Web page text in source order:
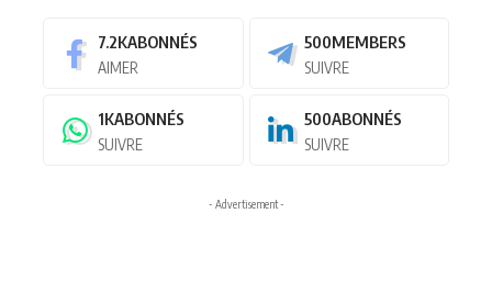
7.2KABONNÉS
AIMER
500MEMBERS
SUIVRE
1KABONNÉS
SUIVRE
500ABONNÉS
SUIVRE
- Advertisement -